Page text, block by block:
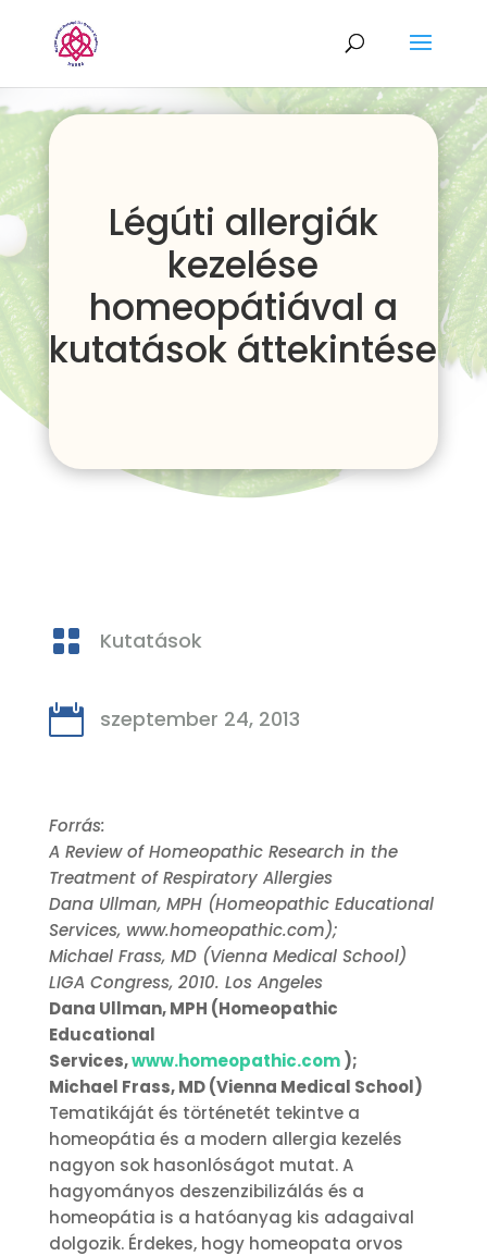
Légúti allergiák
kezelése
homeopátiával a
kutatások áttekintése
 Kutatások
 szeptember 24, 2013
Forrás:
A Review of Homeopathic Research in the
Treatment of Respiratory Allergies
Dana Ullman, MPH (Homeopathic Educational
Services, www.homeopathic.com);
Michael Frass, MD (Vienna Medical School)
LIGA Congress, 2010. Los Angeles
Dana Ullman, MPH (Homeopathic
Educational
Services,www.homeopathic.com);
Michael Frass, MD (Vienna Medical School)
Tematikáját és történetét tekintve a
homeopátia és a modern allergia kezelés
nagyon sok hasonlóságot mutat. A
hagyományos deszenzibilizálás és a
homeopátia is a hatóanyag kis adagaival
dolgozik. Érdekes, hogy homeopata orvos